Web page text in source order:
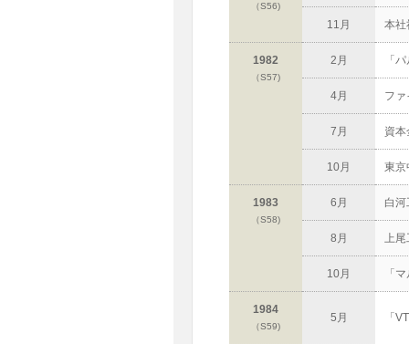
（S56)
11月 本社
1982
（S57)
2月 「
4月 フ
7月 資
10月 東京
1983
（S58)
6月 白
8月 上尾
10月 「
1984
（S59)
5月 「